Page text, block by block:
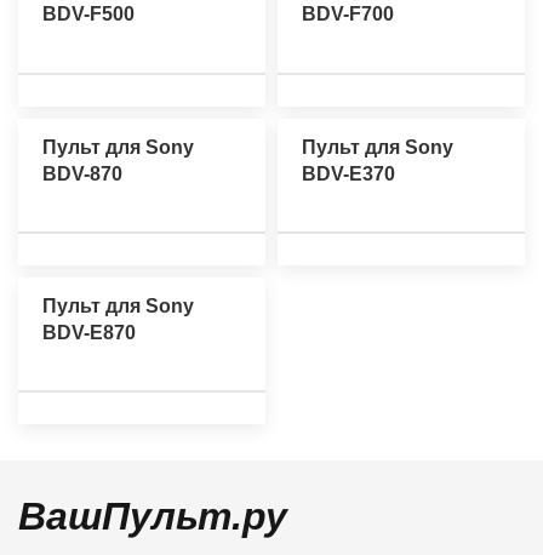
BDV-F500
BDV-F700
Пульт для Sony
BDV-870
Пульт для Sony
BDV-E370
Пульт для Sony
BDV-E870
ВашПульт.ру